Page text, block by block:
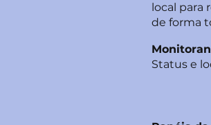
local para
de forma
Status e